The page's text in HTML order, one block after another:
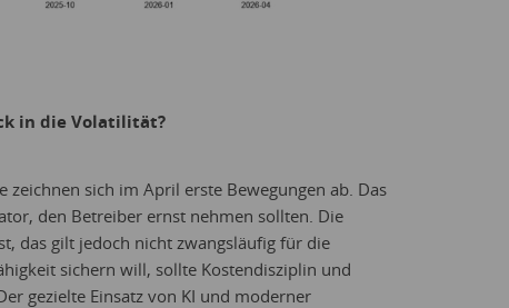
in die Volatilität?
sich im April erste Bewegungen ab. Das
den Betreiber ernst nehmen sollten. Die
das gilt jedoch nicht zwangsläufig für die
sichern will, sollte Kostendisziplin und
gezielte Einsatz von KI und moderner